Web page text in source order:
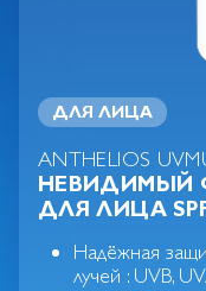
ДЛЯ ЛИЦА
ANTHELIOS
НЕВИДИМЫЙ
ДЛЯ ЛИЦА
Надёжная
лучей : UVB,